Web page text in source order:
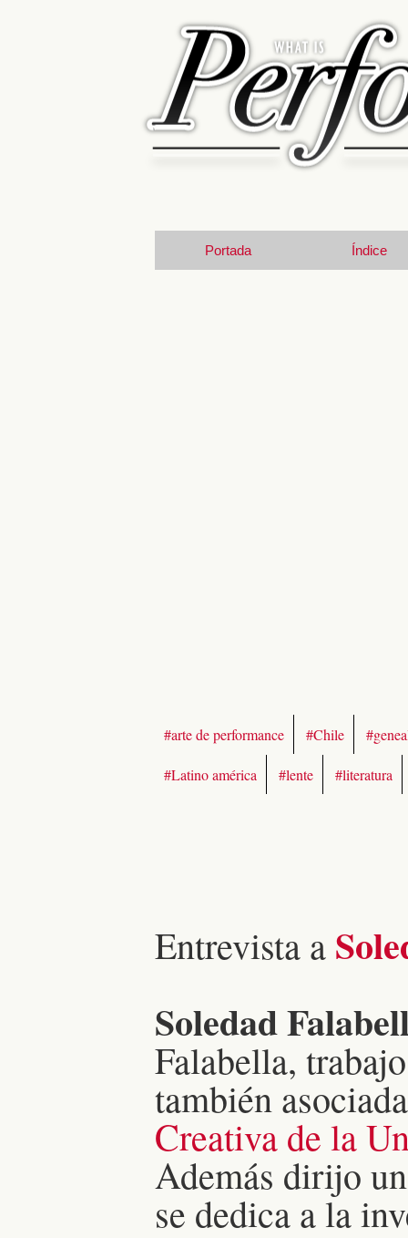
Portada Índice
#arte de performance #Chile
#Latino américa #lente #literatura
Entrevista a
Soledad
Falabella,
también
Creativa de la
Además dirijo
se dedica a la